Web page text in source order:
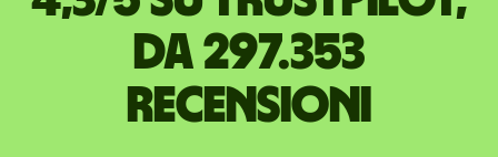
da 297.353
recensioni